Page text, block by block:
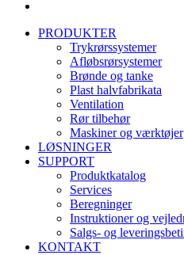
PRODUKTER
Trykrørssystemer
Afløbsrørsystemer
Brønde og tanke
Plast halvfabrikata
Ventilation
Rør tilbehør
Maskiner og værktøjer
LØSNINGER
SUPPORT
Produktkatalog
Services
Beregninger
Instruktioner og
Salgs- og
KONTAKT